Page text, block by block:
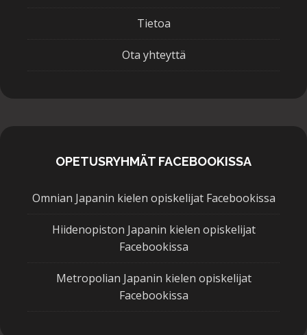
Tietoa
Ota yhteyttä
OPETUSRYHMÄT FACEBOOKISSA
Omnian Japanin kielen opiskelijat Facebookissa
Hiidenopiston Japanin kielen opiskelijat
Facebookissa
Metropolian Japanin kielen opiskelijat
Facebookissa